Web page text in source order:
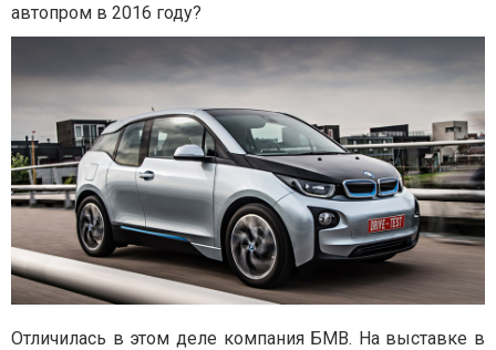
автопром в 2016 году?
Отличилась в этом деле компания БМВ. На выставке в